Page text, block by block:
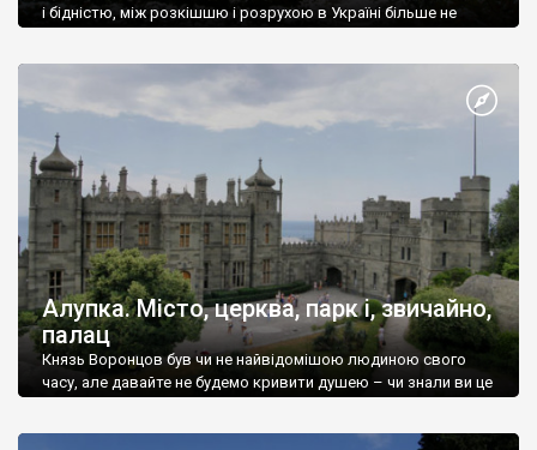
і бідністю, між розкішшю і розрухою в Україні більше не
Алупка. Місто, церква, парк і, звичайно,
палац
Князь Воронцов був чи не найвідомішою людиною свого
часу, але давайте не будемо кривити душею – чи знали ви це